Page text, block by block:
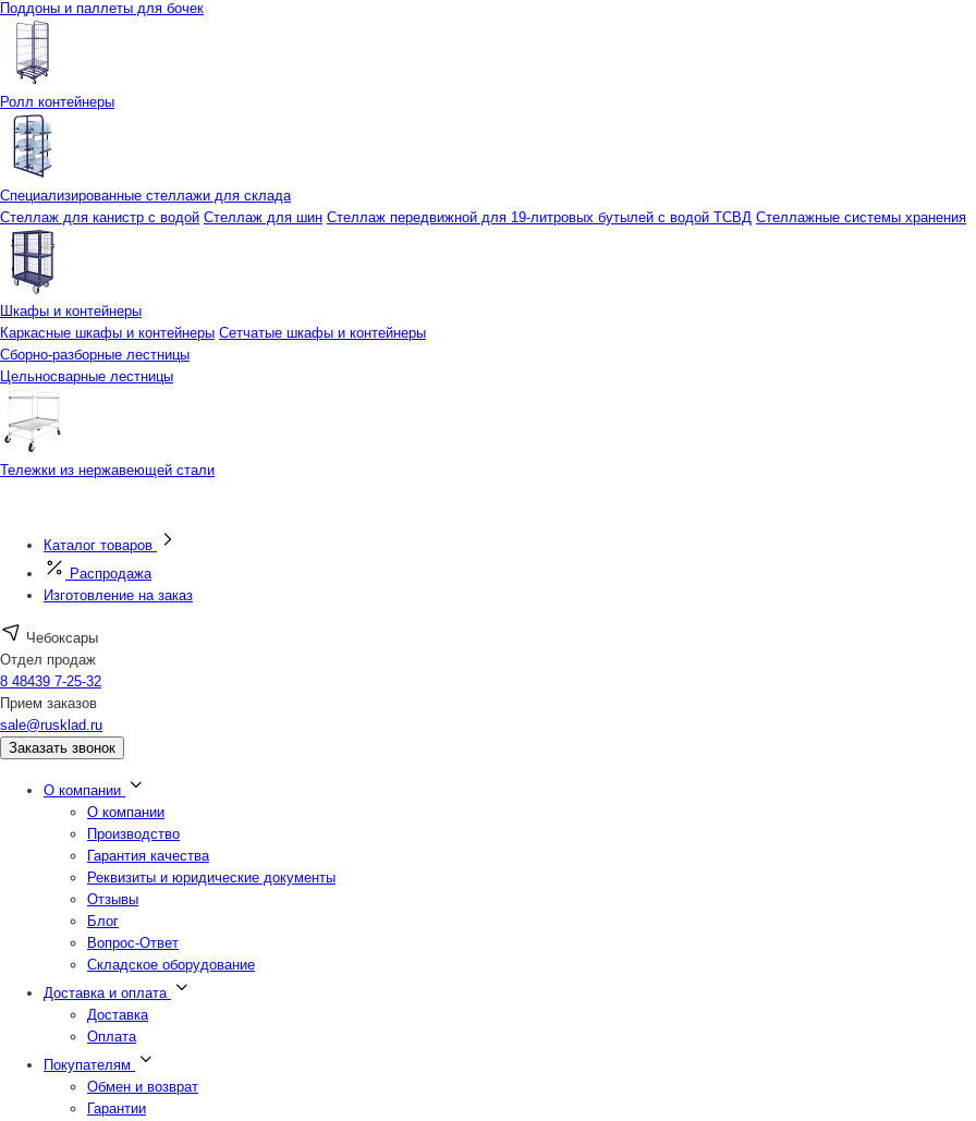
Поддоны и паллеты для бочек
Ролл контейнеры
Специализированные стеллажи для склада
Стеллаж для канистр с водой Стеллаж для шин Стеллаж передвижной для 19-литровых бутылей с водой ТСВД Стеллажные системы хранения
Шкафы и контейнеры
Каркасные шкафы и контейнеры Сетчатые шкафы и контейнеры
Сборно-разборные лестницы
Цельносварные лестницы
Тележки из нержавеющей стали
Каталог товаров
Распродажа
Изготовление на заказ
Чебоксары
Отдел продаж
8 48439 7-25-32
Прием заказов
sale@rusklad.ru
Заказать звонок
О компании
О компании
Производство
Гарантия качества
Реквизиты и юридические документы
Отзывы
Блог
Вопрос-Ответ
Складское оборудование
Доставка и оплата
Доставка
Оплата
Покупателям
Обмен и возврат
Гарантии